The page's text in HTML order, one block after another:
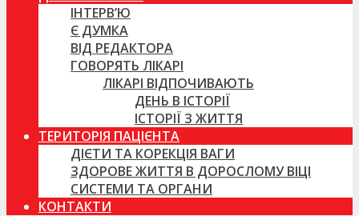
ІНТЕРВ’Ю
Є ДУМКА
ВІД РЕДАКТОРА
ГОВОРЯТЬ ЛІКАРІ
ЛІКАРІ ВІДПОЧИВАЮТЬ
ДЕНЬ В ІСТОРІЇ
ІСТОРІЇ З ЖИТТЯ
ТЕРИТОРІЯ ПАЦІЄНТА
ДІЄТИ ТА КОРЕКЦІЯ ВАГИ
ЗДОРОВЕ ЖИТТЯ В ДОРОСЛОМУ ВІЦІ
СИСТЕМИ ТА ОРГАНИ
КОНТАКТИ